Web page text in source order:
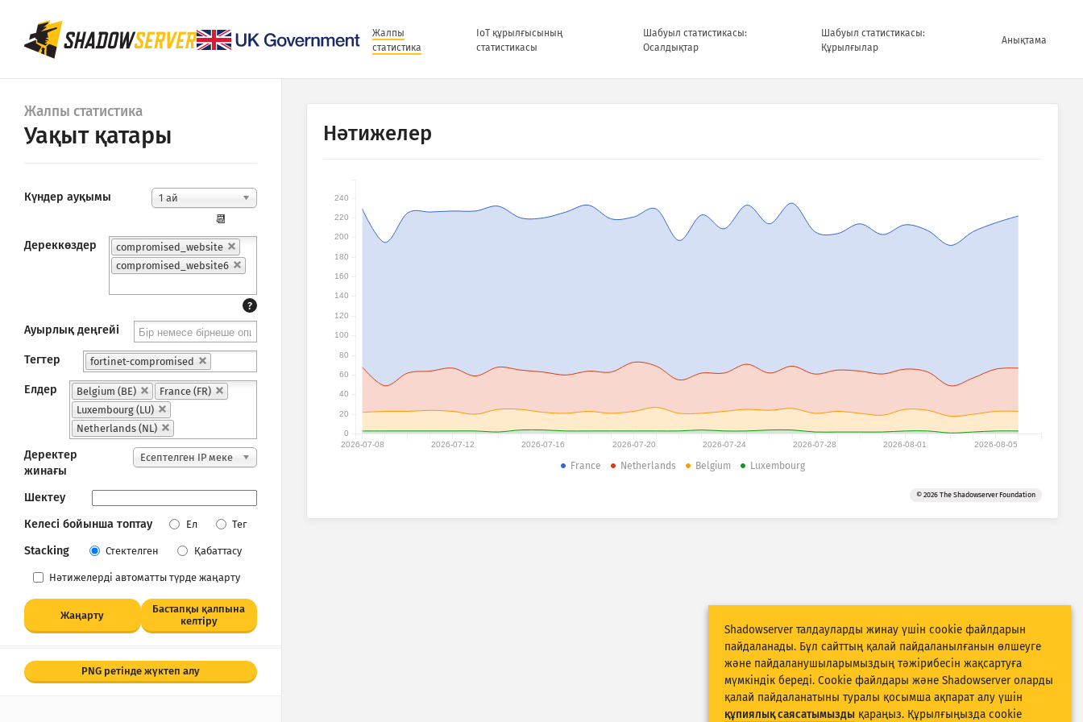
Жалпы
статистика
IoT құрылғысының
статистикасы
Шабуыл статистикасы:
Осалдықтар
Шабуыл статистикасы:
Құрылғылар
Анықтама
Жалпы статистика
Уақыт қатары
Күндер ауқымы 1 ай
📆
Дереккөздер
compromised_website
compromised_website6
?
Ауырлық деңгейі
Тегтер fortinet-compromised
Елдер Belgium (BE)
France (FR)
Luxembourg (LU)
Netherlands (NL)
Деректер
жинағы
Есептелген IP меке
Шектеу
Келесі бойынша топтау
Ел Тег
Stacking Стектелген Қабаттасу
Нәтижелерді автоматты түрде жаңарту
Жаңарту
Бастапқы қалпына
келтіру
PNG ретінде жүктеп алу
Нәтижелер
2026-07-08 2026-07-12 2026-07-16 2026-07-20 2026-07-24 2026-07-28 2026-08-01 2026-08-05
0
20
40
60
80
100
120
140
160
180
200
220
240
France Netherlands Belgium Luxembourg
© 2026 The Shadowserver Foundation
Shadowserver талдауларды жинау үшін cookie файлдарын
пайдаланады. Бұл сайттың қалай пайдаланылғанын өлшеуге
және пайдаланушыларымыздың тәжірибесін жақсартуға
мүмкіндік береді. Cookie файлдары және Shadowserver оларды
қалай пайдаланатыны туралы қосымша ақпарат алу үшін
құпиялық саясатымызды қараңыз. Құрылғыңызда cookie